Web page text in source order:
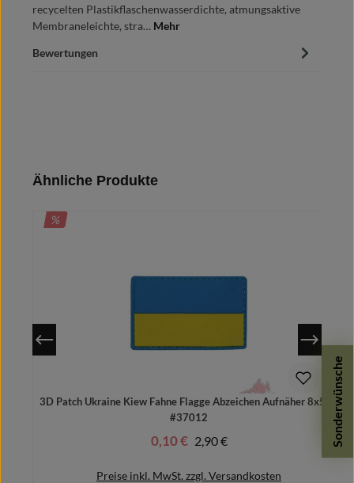
Sonderwünsche
recycelten Plastikflaschenwasserdichte, atmungsaktive
Membraneleichte, stra… Mehr
Bewertungen
Produktgalerie überspringen
Ähnliche Produkte
RABATT
%
3D Patch Ukraine Kiew Fahne Flagge Abzeichen Aufnäher 8x5cm
#37012
Verkaufspreis:
0,10 € Regulärer Preis:
2,90 €
Preise inkl. MwSt. zzgl. Versandkosten